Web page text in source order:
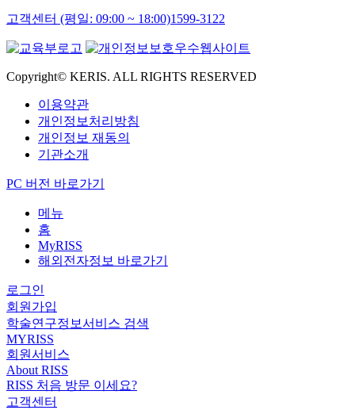
고객센터 (평일: 09:00 ~ 18:00)1599-3122
Copyright© KERIS. ALL RIGHTS RESERVED
이용약관
개인정보처리방침
개인정보 재동의
기관소개
PC 버전 바로가기
메뉴
홈
MyRISS
해외전자정보 바로가기
로그인
회원가입
학술연구정보서비스 검색
MYRISS
회원서비스
About RISS
RISS 처음 방문 이세요?
고객센터